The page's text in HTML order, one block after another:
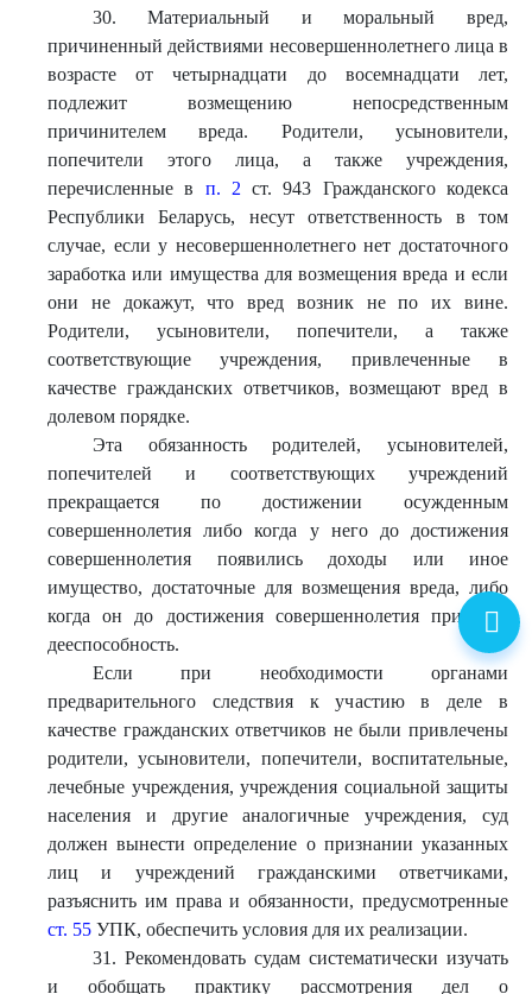
30. Материальный и моральный вред,
причиненный действиями несовершеннолетнего лица в
возрасте от четырнадцати до восемнадцати лет,
подлежит возмещению непосредственным
причинителем вреда. Родители, усыновители,
попечители этого лица, а также учреждения,
перечисленные в п. 2 ст. 943 Гражданского кодекса
Республики Беларусь, несут ответственность в том
случае, если у несовершеннолетнего нет достаточного
заработка или имущества для возмещения вреда и если
они не докажут, что вред возник не по их вине.
Родители, усыновители, попечители, а также
соответствующие учреждения, привлеченные в
качестве гражданских ответчиков, возмещают вред в
долевом порядке.
Эта обязанность родителей, усыновителей,
попечителей и соответствующих учреждений
прекращается по достижении осужденным
совершеннолетия либо когда у него до достижения
совершеннолетия появились доходы или иное
имущество, достаточные для возмещения вреда, либо
когда он до достижения совершеннолетия приобрел
дееспособность.
Если при необходимости органами
предварительного следствия к участию в деле в
качестве гражданских ответчиков не были привлечены
родители, усыновители, попечители, воспитательные,
лечебные учреждения, учреждения социальной защиты
населения и другие аналогичные учреждения, суд
должен вынести определение о признании указанных
лиц и учреждений гражданскими ответчиками,
разъяснить им права и обязанности, предусмотренные
ст. 55 УПК, обеспечить условия для их реализации.
31. Рекомендовать судам систематически изучать
и обобщать практику рассмотрения дел о